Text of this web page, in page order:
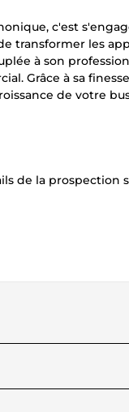
c'est
transformer les
à son
Grâce à sa
de votre
de la prospection